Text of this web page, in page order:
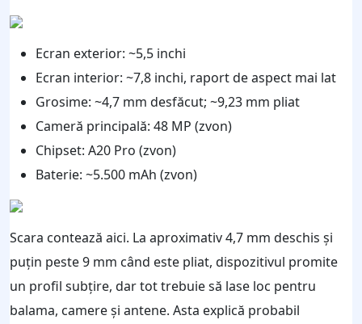
Ecran exterior: ~5,5 inchi
Ecran interior: ~7,8 inchi, raport de aspect mai lat
Grosime: ~4,7 mm desfăcut; ~9,23 mm pliat
Cameră principală: 48 MP (zvon)
Chipset: A20 Pro (zvon)
Baterie: ~5.500 mAh (zvon)
Scara contează aici. La aproximativ 4,7 mm deschis și
puțin peste 9 mm când este pliat, dispozitivul promite
un profil subțire, dar tot trebuie să lase loc pentru
balama, camere și antene. Asta explică probabil